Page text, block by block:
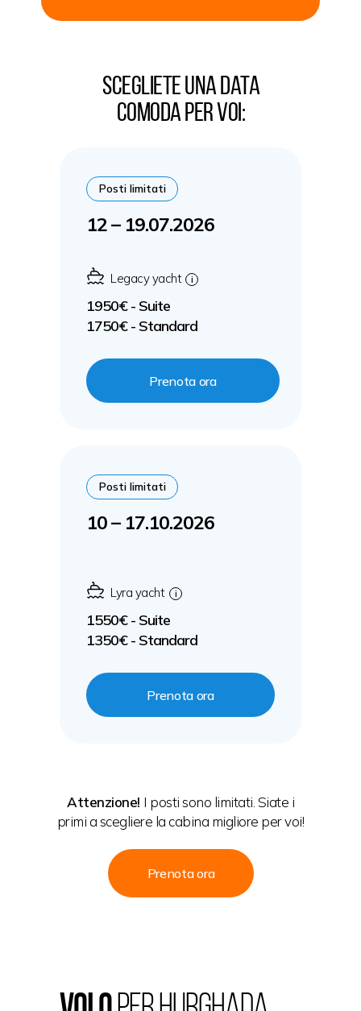
Prenota ora
Attenzione! I posti sono limitati. Siate i
primi a scegliere la cabina migliore per voi!
Scegliete una data
comoda per voi:
12 – 19.07.2026
Legacy yacht
1950€ - Suite
1750€ - Standard
Posti limitati
Prenota ora
10 – 17.10.2026
Lyra yacht
1550€ - Suite
1350€ - Standard
Posti limitati
Prenota ora
i
i